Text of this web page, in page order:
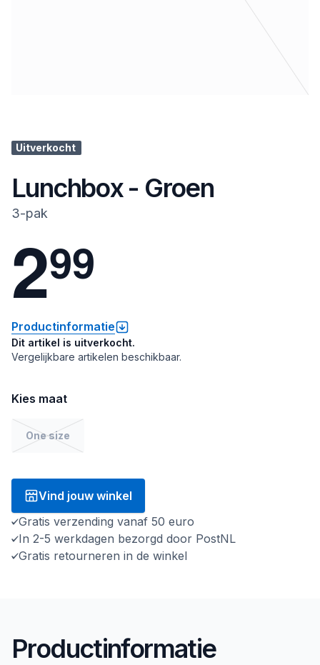
Uitverkocht
Lunchbox - Groen
3-pak
299
Productinformatie
Dit artikel is uitverkocht.
Vergelijkbare artikelen beschikbaar.
Kies maat
One size
Vind jouw winkel
Gratis verzending vanaf 50 euro
In 2-5 werkdagen bezorgd door PostNL
Gratis retourneren in de winkel
Productinformatie